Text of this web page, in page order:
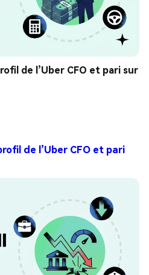
de l’Uber CFO et pari sur
de l’Uber CFO et pari